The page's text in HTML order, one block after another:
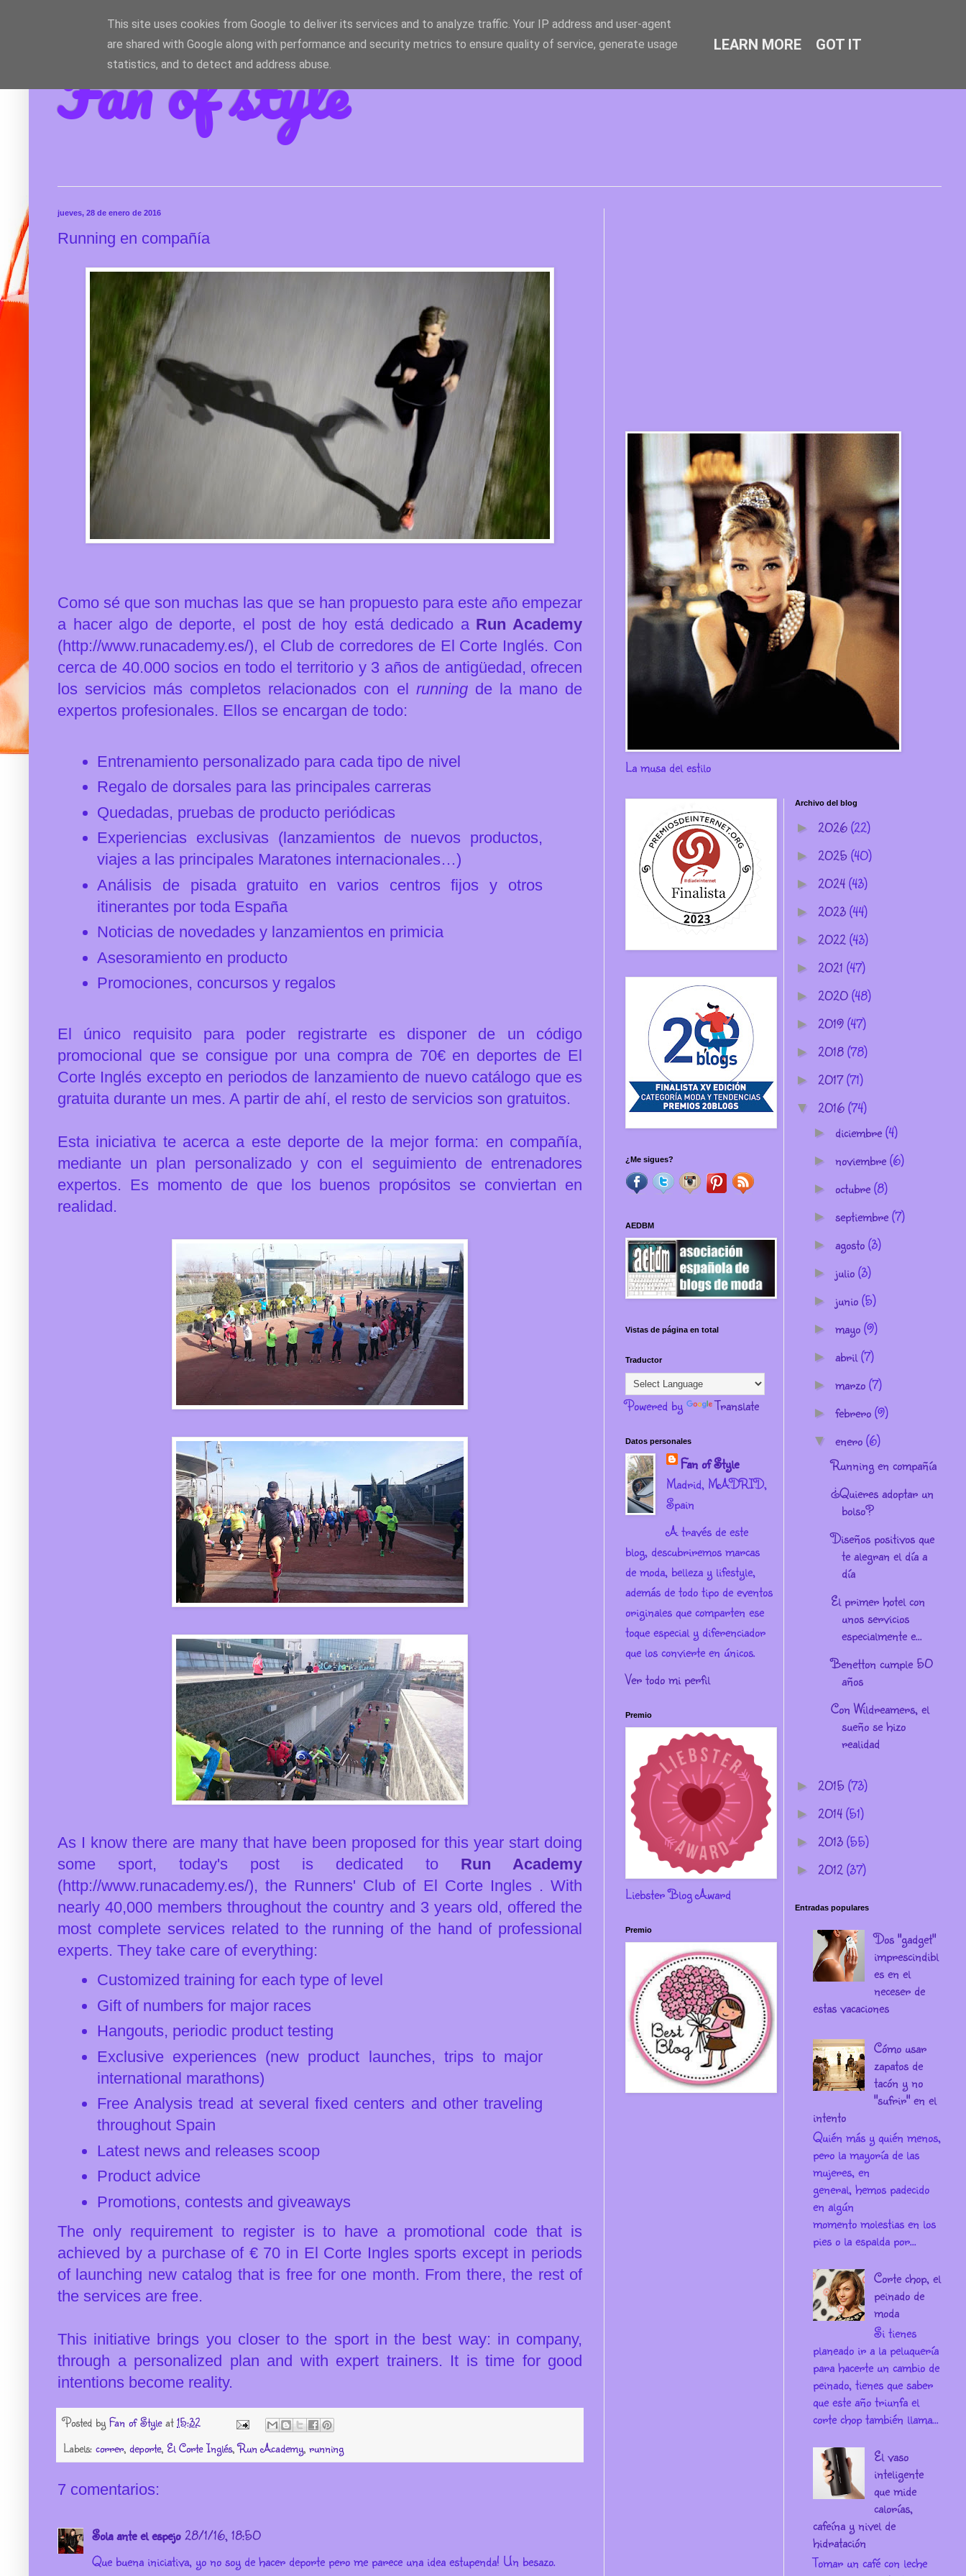
Fan of style
jueves, 28 de enero de 2016
Running en compañía
Como sé que son muchas las que se han propuesto para este año empezar
a hacer algo de deporte, el post de hoy está dedicado a Run Academy
(http://www.runacademy.es/), el Club de corredores de El Corte Inglés. Con
cerca de 40.000 socios en todo el territorio y 3 años de antigüedad, ofrecen
los servicios más completos relacionados con el runningde la mano de
expertos profesionales. Ellos se encargan de todo:
Entrenamiento personalizado para cada tipo de nivel
Regalo de dorsales para las principales carreras
Quedadas, pruebas de producto periódicas
Experiencias exclusivas (lanzamientos de nuevos productos,
viajes a las principales Maratones internacionales…)
Análisis de pisada gratuito en varios centros fijos y otros
itinerantes por toda España
Noticias de novedades y lanzamientos en primicia
Asesoramiento en producto
Promociones, concursos y regalos
El único requisito para poder registrarte es disponer de un código
promocional que se consigue por una compra de 70€ en deportes de El
Corte Inglés excepto en periodos de lanzamiento de nuevo catálogo que es
gratuita durante un mes. A partir de ahí, el resto de servicios son gratuitos.
Esta iniciativa te acerca a este deporte de la mejor forma: en compañía,
mediante un plan personalizado y con el seguimiento de entrenadores
expertos. Es momento de que los buenos propósitos se conviertan en
realidad.
As I know there are many that have been proposed for this year start doing
some sport, today's post is dedicated to Run Academy
(http://www.runacademy.es/), the Runners' Club of El Corte Ingles . With
nearly 40,000 members throughout the country and 3 years old, offered the
most complete services related to the running of the hand of professional
experts. They take care of everything:
Customized training for each type of level
Gift of numbers for major races
Hangouts, periodic product testing
Exclusive experiences (new product launches, trips to major
international marathons)
Free Analysis tread at several fixed centers and other traveling
throughout Spain
Latest news and releases scoop
Product advice
Promotions, contests and giveaways
The only requirement to register is to have a promotional code that is
achieved by a purchase of € 70 in El Corte Ingles sports except in periods
of launching new catalog that is free for one month. From there, the rest of
the services are free.
This initiative brings you closer to the sport in the best way: in company,
through a personalized plan and with expert trainers. It is time for good
intentions become reality.
Posted by Fan of Style at15:32
Labels: correr, deporte, El Corte Inglés,Run Academy, running
7 comentarios:
Sola ante el espejo 28/1/16, 18:50
Que buena iniciativa, yo no soy de hacer deporte pero me parece una idea estupenda! Un besazo.
La musa del estilo
¿Me sigues?
AEDBM
Vistas de página en total
Traductor
Powered by Translate
Datos personales
Fan of Style
Madrid, MADRID,
Spain
A través de este
blog, descubriremos marcas
de moda, belleza y lifestyle,
además de todo tipo de eventos
originales que comparten ese
toque especial y diferenciador
que los convierte en únicos.
Ver todo mi perfil
Premio
Liebster Blog Award
Premio
Archivo del blog
► 2026(22)
► 2025(40)
► 2024(43)
► 2023(44)
► 2022(43)
► 2021 (47)
► 2020(48)
► 2019(47)
► 2018(78)
► 2017(71)
▼ 2016(74)
► diciembre(4)
► noviembre(6)
► octubre(8)
► septiembre(7)
► agosto(3)
► julio(3)
► junio(5)
► mayo(9)
► abril(7)
► marzo(7)
► febrero(9)
▼ enero(6)
Running en compañía
¿Quieres adoptar un
bolso?
Diseños positivos que
te alegran el día a
día
El primer hotel con
unos servicios
especialmente e...
Benetton cumple 50
años
Con Wildreamers, el
sueño se hizo
realidad
► 2015(73)
► 2014(51)
► 2013(55)
► 2012(37)
Entradas populares
Dos "gadget"
imprescindibl
es en el
neceser de
estas vacaciones
Cómo usar
zapatos de
tacón y no
"sufrir" en el
intento
Quién más y quién menos,
pero la mayoría de las
mujeres, en
general, hemos padecido
en algún
momento molestias en los
pies o la espalda por...
Corte chop, el
peinado de
moda
Si tienes
planeado ir a la peluquería
para hacerte un cambio de
peinado, tienes que saber
que este año triunfa el
corte chop también llama...
El vaso
inteligente
que mide
calorías,
cafeína y nivel de
hidratación
Tomar un café con leche
This site uses cookies from Google to deliver its services and to analyze traffic. Your IP address and user-agent
are shared with Google along with performance and security metrics to ensure quality of service, generate usage
statistics, and to detect and address abuse.
LEARN MORE GOT IT